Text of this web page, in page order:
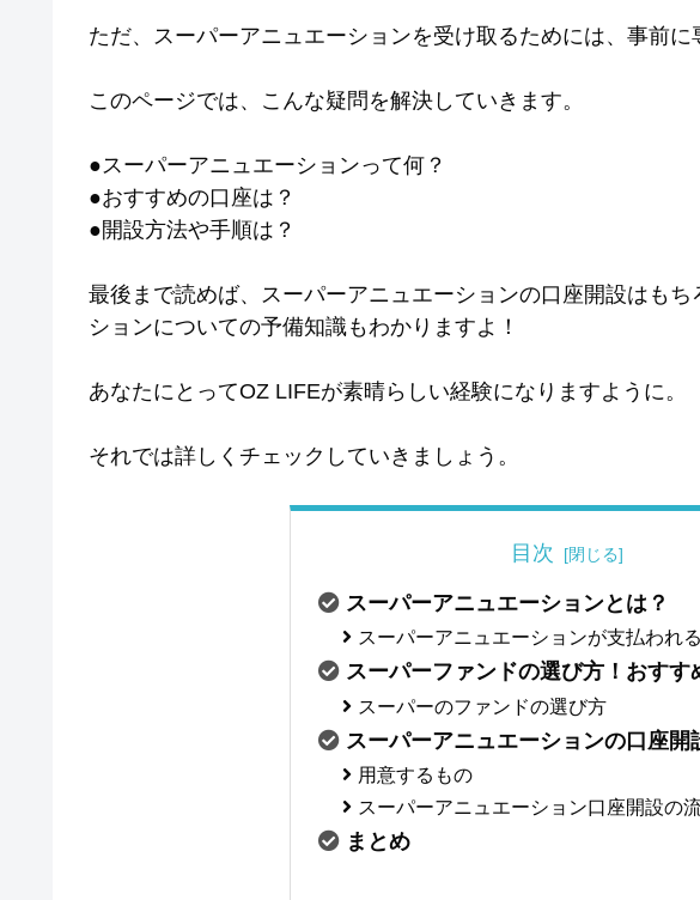
ただ、スーパーアニュエーションを受け取るためには、事前に
このページでは、こんな疑問を解決していきます。
●スーパーアニュエーションって何？
●おすすめの口座は？
●開設方法や手順は？
最後まで読めば、スーパーアニュエーションの口座開設はも
ションについての予備知識もわかりますよ！
あなたにとってOZ LIFEが素晴らしい経験になりますように。
それでは詳しくチェックしていきましょう。
目次
スーパーアニュエーションとは？
スーパーアニュエーションが支払われ
スーパーファンドの選び方！おすす
スーパーのファンドの選び方
スーパーアニュエーションの口座開
用意するもの
スーパーアニュエーション口座開設の
まとめ